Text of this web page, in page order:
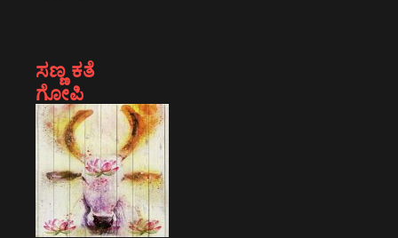
ಸಣ್ಣ ಕತೆ
ಗೋಪಿ